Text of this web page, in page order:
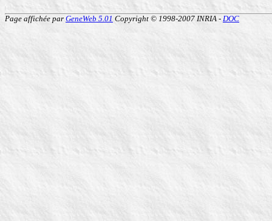
Page affichée par GeneWeb 5.01 Copyright © 1998-2007 INRIA - DOC